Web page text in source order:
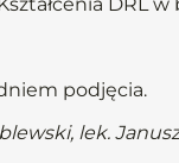
podjęcia.
lek.